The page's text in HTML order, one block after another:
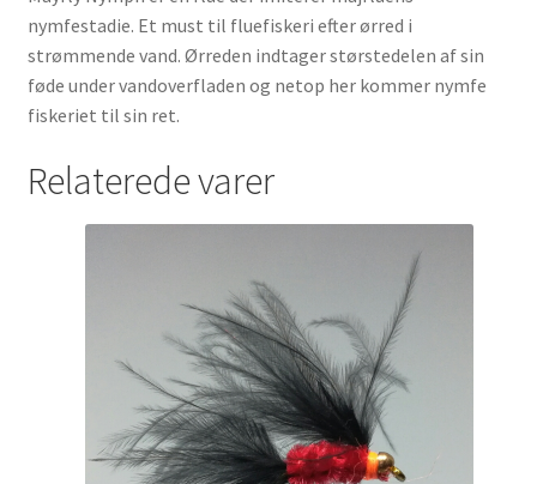
nymfestadie. Et must til fluefiskeri efter ørred i
strømmende vand. Ørreden indtager størstedelen af sin
føde under vandoverfladen og netop her kommer nymfe
fiskeriet til sin ret.
Relaterede varer